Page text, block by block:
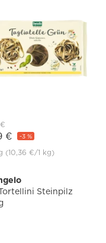
€ -3 %
(10,36 €/1 kg)
Steinpilz